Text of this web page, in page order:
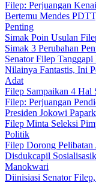
Filep: Perjuangan
Bertemu Mendes
Penting
Simak Poin Usulan
Simak 3 Perubahan
Senator Filep
Nilainya Fantastis, Ini
Adat
Filep Sampaikan 4 Hal
Filep: Perjuangan
Presiden Jokowi
Filep Minta Seleksi
Politik
Filep Dorong
Disdukcapil
Manokwari
Diinisiasi Senator